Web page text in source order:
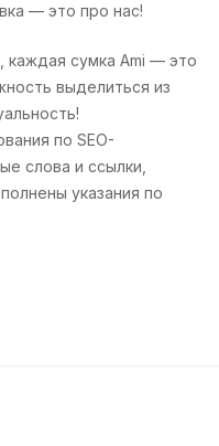
— это про нас!
каждая сумка Ami — это
выделиться из
по SEO-
слова и ссылки,
указания по